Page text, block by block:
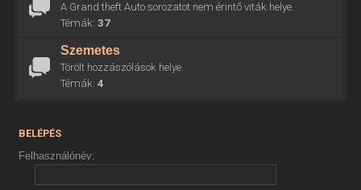
A Grand theft Auto sorozatot nem érintő viták helye.
Témák: 37
Szemetes
Törölt hozzászólások helye.
Témák: 4
BELÉPÉS
Felhasználónév: